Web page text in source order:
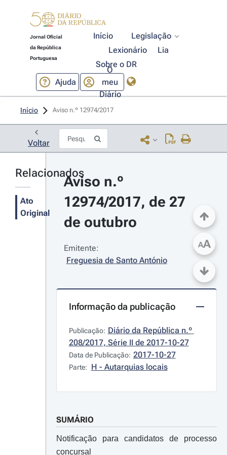
Jornal Oficial
da República
Portuguesa
Início
Legislação
Lexionário
Lia
Sobre o DR
Ajuda
O
meu
Diário
Início Aviso n.º 12974/2017
Voltar
Relacionados
Ato
Original
Aviso n.º
12974/2017, de 27
de outubro
Emitente:
Freguesia de Santo António
Informação da publicação
Publicação: Diário da República n.º
208/2017, Série II de 2017-10-27
Data de Publicação: 2017-10-27
Parte: H - Autarquias locais
SUMÁRIO
Notificação para candidatos de processo
concursal
AA